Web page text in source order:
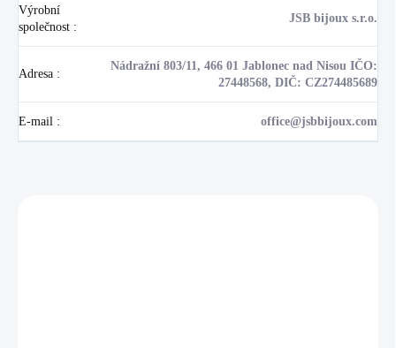
Výrobní
společnost :
JSB bijoux s.r.o.
Adresa :
Nádražní 803/11, 466 01 Jablonec nad Nisou IČO:
27448568, DIČ: CZ274485689
E-mail : office@jsbbijoux.com